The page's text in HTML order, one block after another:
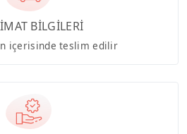
BİLGİLERİ
içerisinde teslim edilir